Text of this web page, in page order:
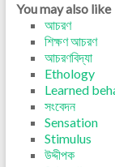
You may also like
আচরণ
শিক্ষণ আচরণ
আচরণবিদ্যা
Ethology
Learned
সংবেদন
Sensation
Stimulus
উদ্দীপক